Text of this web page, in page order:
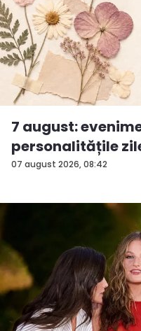
07 august 2026, 08:42
7 august:
personalitățile